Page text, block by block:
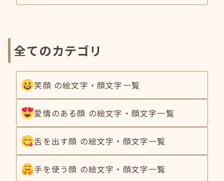
全てのカテゴリ
笑顔 の絵文字・顔文字一覧
愛情のある顔 の絵文字・顔文字一覧
舌を出す顔 の絵文字・顔文字一覧
手を使う顔 の絵文字・顔文字一覧